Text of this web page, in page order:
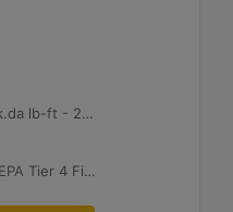
1540 1.400 dev/dk.da lb-ft - 2088 1.400 dev/dk.da Nm
EU Stage V, U.S. EPA Tier 4 Final, Korea Stage V, Japan 2014, China NRIV